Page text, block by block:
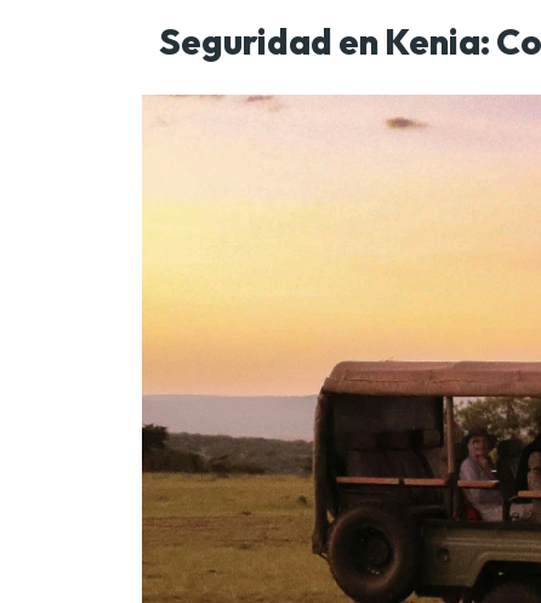
Seguridad en Kenia: